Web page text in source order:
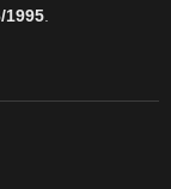
1995